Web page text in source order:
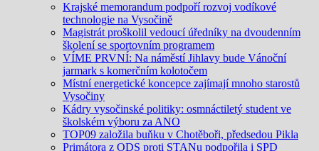
Krajské memorandum podpoří rozvoj vodíkové
technologie na Vysočině
Magistrát proškolil vedoucí úředníky na dvoudenním
školení se sportovním programem
VÍME PRVNÍ: Na náměstí Jihlavy bude Vánoční
jarmark s komerčním kolotočem
Místní energetické koncepce zajímají mnoho starostů
Vysočiny
Kádry vysočinské politiky: osmnáctiletý student ve
školském výboru za ANO
TOP09 založila buňku v Chotěboři, předsedou Pikla
Primátora z ODS proti STANu podpořila i SPD